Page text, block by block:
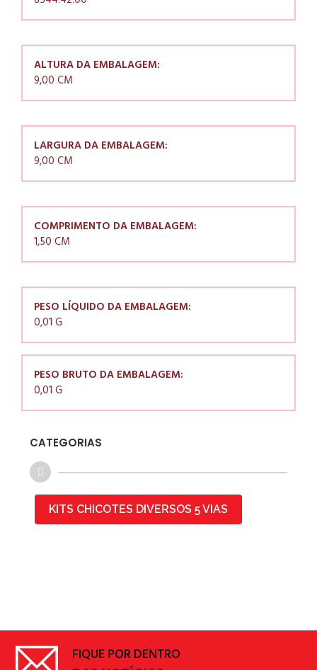
ALTURA DA EMBALAGEM:
9,00 CM
LARGURA DA EMBALAGEM:
9,00 CM
COMPRIMENTO DA EMBALAGEM:
1,50 CM
PESO LÍQUIDO DA EMBALAGEM:
0,01 G
PESO BRUTO DA EMBALAGEM:
0,01 G
CATEGORIAS
KITS CHICOTES DIVERSOS 5 VIAS
FIQUE POR DENTRO